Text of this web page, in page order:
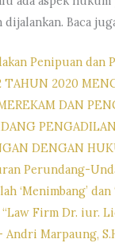
dijalankan. Baca
Penipuan dan
TAHUN 2020
DAN
PENGADILAN
DENGAN
Perundang-
‘Menimbang’ dan
“Law Firm Dr. iur.
Andri Marpaung,